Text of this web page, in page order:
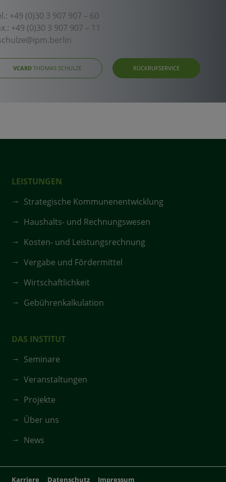
+49 (0)30 3 907 907 – 60
+49 (0)30 3 907 907 – 11
VCARD THOMAS SCHULZE RÜCKRUFSERVICE
LEISTUNGEN
Strategische Kommunenentwicklung
Haushalts- und Rechnungswesen
Kosten- und Leistungsrechnung
Vergabe und Fördermittel
Wirtschaftlichkeit
Gebührenkalkulation
DAS INSTITUT
Seminare
Veranstaltungen
Projekte
Über uns
News
Karriere Datenschutz Impressum